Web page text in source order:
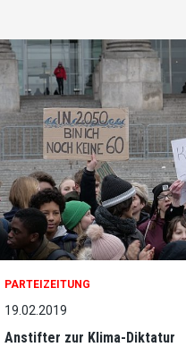
PARTEIZEITUNG
19.02.2019
Anstifter zur Klima-Diktatur